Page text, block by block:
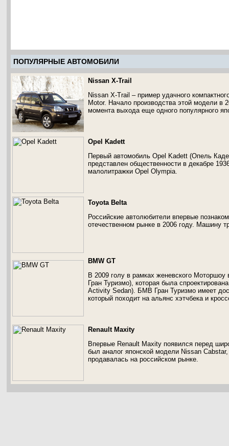
ПОПУЛЯРНЫЕ АВТОМОБИЛИ
Nissan X-Trail
Nissan X-Trail – пример удачного
Motor. Начало производства этой модели в
момента выхода еще одного популярного
Opel Kadett
Первый автомобиль Opel Kadett (Опель
представлен общественности в декабре
малолитражки Opel Olympia.
Toyota Belta
Российские автолюбители впервые
отечественном рынке в 2006 году. Машину
BMW GT
В 2009 голу в рамках женевского
Гран Туризмо), которая была
Activity Sedan). БМВ Гран Туризмо имеет
который походит на альянс хэтчбека и
Renault Maxity
Впервые Renault Maxity появился перед
был аналог японской модели Nissan
продавалась на российском рынке.